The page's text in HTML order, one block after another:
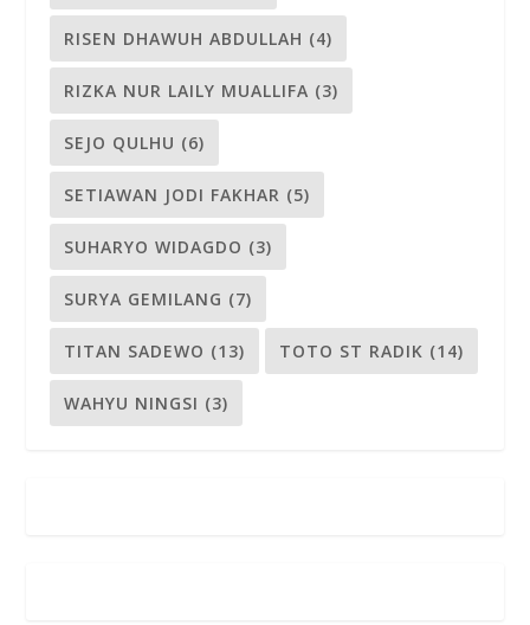
RISEN DHAWUH ABDULLAH (4)
RIZKA NUR LAILY MUALLIFA (3)
SEJO QULHU (6)
SETIAWAN JODI FAKHAR (5)
SUHARYO WIDAGDO (3)
SURYA GEMILANG (7)
TITAN SADEWO (13) TOTO ST RADIK (14)
WAHYU NINGSI (3)